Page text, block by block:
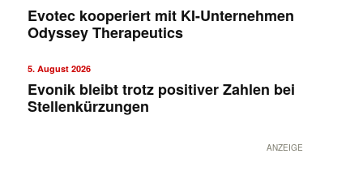
Evotec kooperiert mit KI-Unternehmen
Odyssey Therapeutics
5. August 2026
Evonik bleibt trotz positiver Zahlen bei
Stellenkürzungen
ANZEIGE